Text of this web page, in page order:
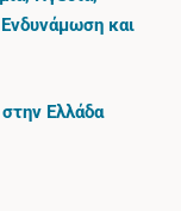
και
Ελλάδα